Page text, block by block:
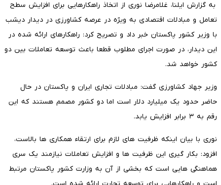
به گزارش ایلنا، غلامرضا نوری از اتخاذ راهکارهایی برای افزایش سطح
تعامل و مبادلات اقتصادی به ویژه در عرصه کشاورزی در دیدار دیشب
با وزیر کشور پاکستان خبر داد و تصریح کرد: راهکارهای ارائه شده در
این دیدار، در صورت اجرای مطلوب قطعا باعث توسعه تعاملات بین دو
کشور خواهد شد.
وزیر جهاد کشاورزی گفت: مبادلات تجاری ایران و پاکستان در حال
حاضر حدود یک میلیارد دلار است اما دو کشور مصمم هستند که این
رقم به ۳ برابر افزایش یابد.
نوری با بیان اینکه ظرفیت های لازم برای ارتقاء همکاری ها بالاست،
افزود: بکار گیری این ظرفیت ها و افزایش تعاملات نیازمند یک سری
هماهنگی هایی است که بخشی از آن به وزارت کشور پاکستان مرتبط